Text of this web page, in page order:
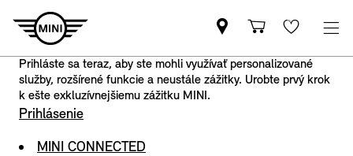
Prihláste sa teraz, aby ste mohli využívať personalizované
služby, rozšírené funkcie a neustále zážitky. Urobte prvý krok
k ešte exkluzívnejšiemu zážitku MINI.
Prihlásenie
MINI CONNECTED